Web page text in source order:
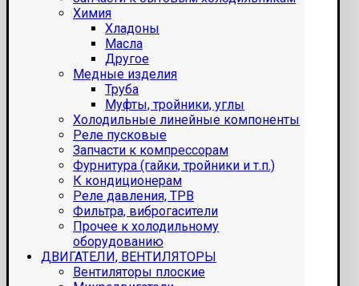
Химия
Хладоны
Масла
Другое
Медные изделия
Труба
Муфты, тройники, углы
Холодильные линейные компоненты
Реле пусковые
Запчасти к компрессорам
Фурнитура (гайки, тройники и т.п.)
К кондиционерам
Реле давления, ТРВ
Фильтра, виброгасители
Прочее к холодильному
оборудованию
ДВИГАТЕЛИ, ВЕНТИЛЯТОРЫ
Вентиляторы плоские